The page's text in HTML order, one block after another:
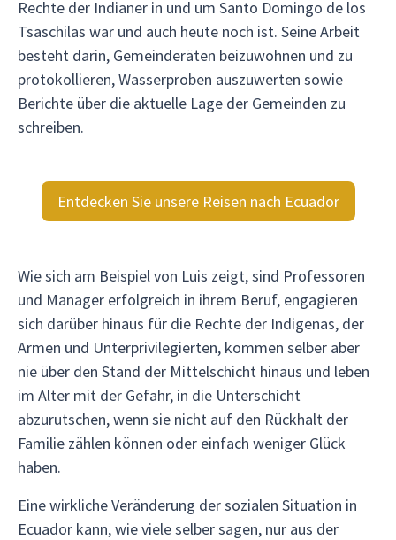
Rechte der Indianer in und um Santo Domingo de los
Tsaschilas war und auch heute noch ist. Seine Arbeit
besteht darin, Gemeinderäten beizuwohnen und zu
protokollieren, Wasserproben auszuwerten sowie
Berichte über die aktuelle Lage der Gemeinden zu
schreiben.
Entdecken Sie unsere Reisen nach Ecuador
Wie sich am Beispiel von Luis zeigt, sind Professoren
und Manager erfolgreich in ihrem Beruf, engagieren
sich darüber hinaus für die Rechte der Indigenas, der
Armen und Unterprivilegierten, kommen selber aber
nie über den Stand der Mittelschicht hinaus und leben
im Alter mit der Gefahr, in die Unterschicht
abzurutschen, wenn sie nicht auf den Rückhalt der
Familie zählen können oder einfach weniger Glück
haben.
Eine wirkliche Veränderung der sozialen Situation in
Ecuador kann, wie viele selber sagen, nur aus der